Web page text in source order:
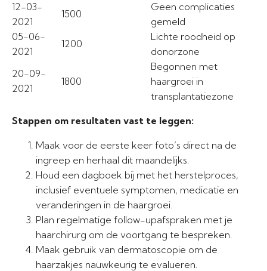
12-03-
2021
1500
Geen complicaties
gemeld
05-06-
2021
1200
Lichte roodheid op
donorzone
20-09-
2021
1800
Begonnen met
haargroei in
transplantatiezone
Stappen om resultaten vast te leggen:
Maak voor de eerste keer foto’s direct na de
ingreep en herhaal dit maandelijks.
Houd een dagboek bij met het herstelproces,
inclusief eventuele symptomen, medicatie en
veranderingen in de haargroei.
Plan regelmatige follow-upafspraken met je
haarchirurg om de voortgang te bespreken.
Maak gebruik van dermatoscopie om de
haarzakjes nauwkeurig te evalueren.